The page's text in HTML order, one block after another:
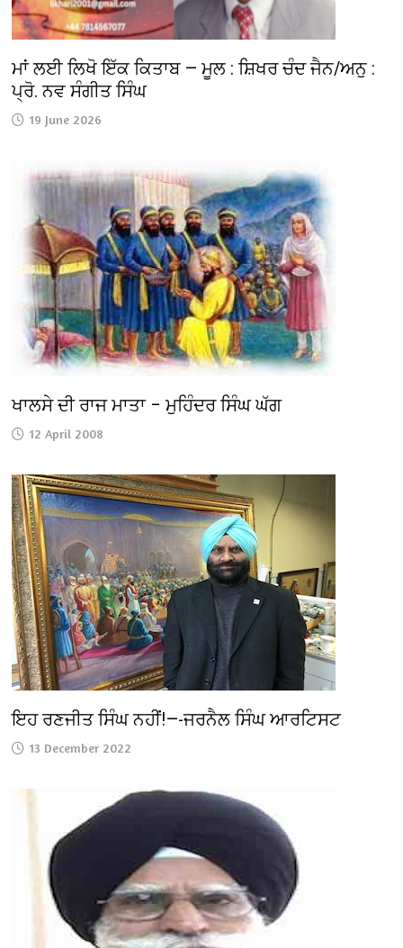
ਮਾਂ ਲਈ ਲਿਖੋ ਇੱਕ ਕਿਤਾਬ — ਮੂਲ : ਸ਼ਿਖਰ ਚੰਦ ਜੈਨ/ਅਨੁ :
ਪ੍ਰੋ. ਨਵ ਸੰਗੀਤ ਸਿੰਘ
19 June 2026
ਖਾਲਸੇ ਦੀ ਰਾਜ ਮਾਤਾ – ਮੁਹਿੰਦਰ ਸਿੰਘ ਘੱਗ
12 April 2008
ਇਹ ਰਣਜੀਤ ਸਿੰਘ ਨਹੀਂ!—-ਜਰਨੈਲ ਸਿੰਘ ਆਰਟਿਸਟ
13 December 2022